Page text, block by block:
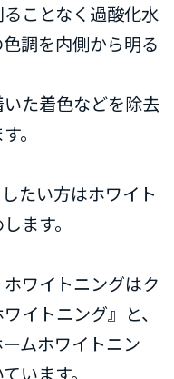
ことなく過酸化水
調を内側から明る
た着色などを除去
。
たい方はホワイト
ます。
ワイトニングはク
イトニング』と、
ムホワイトニン
います。